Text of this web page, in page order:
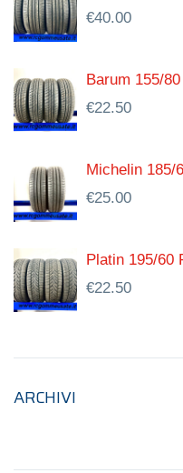
€40.00
Barum 155/
€22.50
Michelin 185/
€25.00
Platin 195/60
€22.50
ARCHIVI